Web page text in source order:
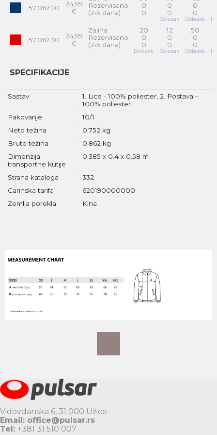
57.067.20
24,99
€
Rezervisano
(2-5 dana)
0
0
0
0
Dolazak
0
0
Dolazak
57.067.30
24,99
€
Zaliha
Rezervisano
(2-5 dana)
20
0
0
Dolazak
12
0
0
Dolazak
50
0
0
Dolazak
SPECIFIKACIJE
Sastav
1. Lice - 100% poliester, 2. Postava –
100% poliester
Pakovanje
10/1
Neto težina
0.752 kg
Bruto težina
0.862 kg
Dimenzija
transportne kutije
0.385 x 0.4 x 0.58 m
Strana kataloga
332
Carinska tarifa
620190000000
Zemlja porekla
Kina
Vidovdanska 6, 31 000 Užice
Email: office@pulsar.rs
Tel: +381 31 510 007